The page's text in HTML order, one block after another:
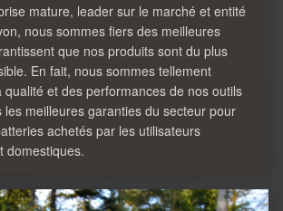
mature, leader sur le marché et entité
nous sommes fiers des meilleures
que nos produits sont du plus
En fait, nous sommes tellement
qualité et des performances de nos outils
les meilleures garanties du secteur pour
achetés par les utilisateurs
domestiques.